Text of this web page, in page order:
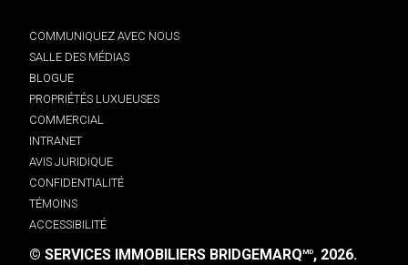
COMMUNIQUEZ AVEC NOUS
SALLE DES MÉDIAS
BLOGUE
PROPRIÉTÉS LUXUEUSES
COMMERCIAL
INTRANET
AVIS JURIDIQUE
CONFIDENTIALITÉ
TÉMOINS
ACCESSIBILITÉ
© SERVICES IMMOBILIERS BRIDGEMARQMD, 2026.